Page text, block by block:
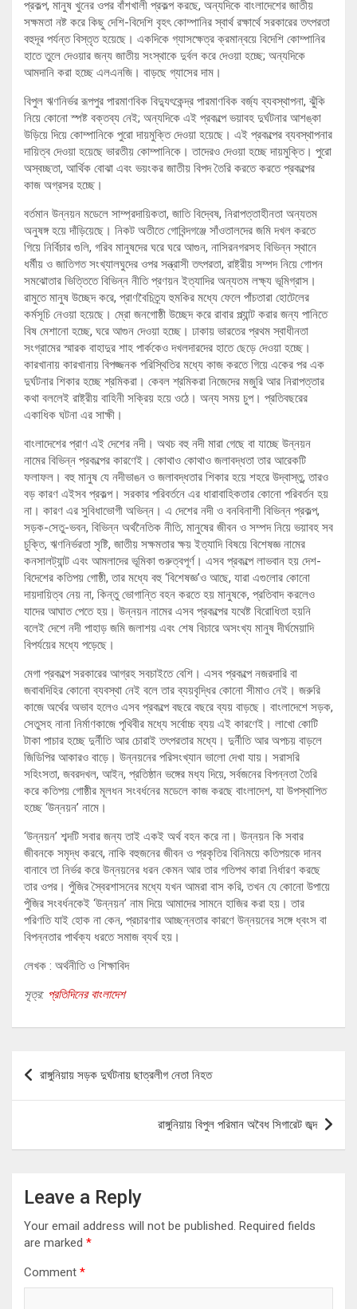
প্রকল্প, মানুষ খুনের ওপর বাঁশখালী প্রকল্প করছে, অন্যদিকে বাংলাদেশের জাতীয়
সক্ষমতা নষ্ট করে কিছু দেশি-বিদেশি বৃহৎ কোম্পানির স্বার্থ রক্ষার্থে সরকারের তৎপরতা
বহুদূর পর্যন্ত বিস্তৃত হয়েছে। একদিকে গ্যাসক্ষেত্র ক্রমান্বয়ে বিদেশি কোম্পানির
হাতে তুলে দেওয়ার জন্য জাতীয় সংস্থাকে দুর্বল করে দেওয়া হচ্ছে; অন্যদিকে
আমদানি করা হচ্ছে এলএনজি। বাড়ছে গ্যাসের দাম।
বিপুল ঋণনির্ভর রূপপুর পারমাণবিক বিদ্যুৎকেন্দ্র পারমাণবিক বর্জ্য ব্যবস্থাপনা, ঝুঁকি
নিয়ে কোনো স্পষ্ট বক্তব্য নেই; অন্যদিকে এই প্রকল্পে ভয়াবহ দুর্ঘটনার আশঙ্কা
উড়িয়ে দিয়ে কোম্পানিকে পুরো দায়মুক্তি দেওয়া হয়েছে। এই প্রকল্পের ব্যবস্থাপনার
দায়িত্ব দেওয়া হয়েছে ভারতীয় কোম্পানিকে। তাদেরও দেওয়া হচ্ছে দায়মুক্তি। পুরো
অস্বচ্ছতা, আর্থিক বোঝা এবং ভয়ংকর জাতীয় বিপদ তৈরি করতে করতে প্রকল্পের
কাজ অগ্রসর হচ্ছে।
বর্তমান উন্নয়ন মডেলে সাম্প্রদায়িকতা, জাতি বিদ্বেষ, নিরাপত্তাহীনতা অন্যতম
অনুষঙ্গ হয়ে দাঁড়িয়েছে। নিকট অতীতে গোবিন্দগঞ্জে সাঁওতালদের জমি দখল করতে
গিয়ে নির্বিচার গুলি, গরিব মানুষদের ঘরে ঘরে আগুন, নাসিরনগরসহ বিভিন্ন স্থানে
ধর্মীয় ও জাতিগত সংখ্যালঘুদের ওপর সন্ত্রাসী তৎপরতা, রাষ্ট্রীয় সম্পদ নিয়ে গোপন
সমঝোতার ভিত্তিতে বিভিন্ন নীতি প্রণয়ন ইত্যাদির অন্যতম লক্ষ্য ভূমিগ্রাস।
রামুতে মানুষ উচ্ছেদ করে, প্রাণবৈচিত্র্য হুমকির মধ্যে ফেলে পাঁচতারা হোটেলের
কর্মসূচি নেওয়া হয়েছে। ম্রো জনগোষ্ঠী উচ্ছেদ করে রাবার প্ল্যান্ট করার জন্য পানিতে
বিষ মেশানো হচ্ছে, ঘরে আগুন দেওয়া হচ্ছে। ঢাকায় ভারতের প্রথম স্বাধীনতা
সংগ্রামের স্মারক বাহাদুর শাহ পার্ককেও দখলদারদের হাতে ছেড়ে দেওয়া হচ্ছে।
কারখানায় কারখানায় বিপজ্জনক পরিস্থিতির মধ্যে কাজ করতে গিয়ে একের পর এক
দুর্ঘটনার শিকার হচ্ছে শ্রমিকরা। কেবল শ্রমিকরা নিজেদের মজুরি আর নিরাপত্তার
কথা বললেই রাষ্ট্রীয় বাহিনী সক্রিয় হয়ে ওঠে। অন্য সময় চুপ। প্রতিবছরের
একাধিক ঘটনা এর সাক্ষী।
বাংলাদেশের প্রাণ এই দেশের নদী। অথচ বহু নদী মারা গেছে বা যাচ্ছে উন্নয়ন
নামের বিভিন্ন প্রকল্পের কারণেই। কোথাও কোথাও জলাবদ্ধতা তার আরেকটি
ফলাফল। বহু মানুষ যে নদীভাঙন ও জলাবদ্ধতার শিকার হয়ে শহরে উদ্বাস্তু, তারও
বড় কারণ এইসব প্রকল্প। সরকার পরিবর্তনে এর ধারাবাহিকতার কোনো পরিবর্তন হয়
না। কারণ এর সুবিধাভোগী অভিন্ন। এ দেশের নদী ও বনবিনাশী বিভিন্ন প্রকল্প,
সড়ক-সেতু-ভবন, বিভিন্ন অর্থনৈতিক নীতি, মানুষের জীবন ও সম্পদ নিয়ে ভয়াবহ সব
চুক্তি, ঋণনির্ভরতা সৃষ্টি, জাতীয় সক্ষমতার ক্ষয় ইত্যাদি বিষয়ে বিশেষজ্ঞ নামের
কনসালট্যান্ট এবং আমলাদের ভূমিকা গুরুত্বপূর্ণ। এসব প্রকল্পে লাভবান হয় দেশ-
বিদেশের কতিপয় গোষ্ঠী, তার মধ্যে বহু ‘বিশেষজ্ঞ’ও আছে, যারা এগুলোর কোনো
দায়দায়িত্ব নেয় না, কিন্তু ভোগান্তি বহন করতে হয় মানুষকে, প্রতিবাদ করলেও
যাদের আঘাত পেতে হয়। উন্নয়ন নামের এসব প্রকল্পের যথেষ্ট বিরোধিতা হয়নি
বলেই দেশে নদী পাহাড় জমি জলাশয় এবং শেষ বিচারে অসংখ্য মানুষ দীর্ঘমেয়াদি
বিপর্যয়ের মধ্যে পড়েছে।
মেগা প্রকল্পে সরকারের আগ্রহ সবচাইতে বেশি। এসব প্রকল্পে নজরদারি বা
জবাবদিহির কোনো ব্যবস্থা নেই বলে তার ব্যয়বৃদ্ধির কোনো সীমাও নেই। জরুরি
কাজে অর্থের অভাব হলেও এসব প্রকল্পে বছরে বছরে ব্যয় বাড়ছে। বাংলাদেশে সড়ক,
সেতুসহ নানা নির্মাণকাজে পৃথিবীর মধ্যে সর্বোচ্চ ব্যয় এই কারণেই। লাখো কোটি
টাকা পাচার হচ্ছে দুর্নীতি আর চোরাই তৎপরতার মধ্যে। দুর্নীতি আর অপচয় বাড়লে
জিডিপির আকারও বাড়ে। উন্নয়নের পরিসংখ্যান ভালো দেখা যায়। সরাসরি
সহিংসতা, জবরদখল, আইন, প্রতিষ্ঠান ভঙ্গের মধ্য দিয়ে, সর্বজনের বিপন্নতা তৈরি
করে কতিপয় গোষ্ঠীর মূলধন সংবর্ধনের মডেলে কাজ করছে বাংলাদেশ, যা উপস্থাপিত
হচ্ছে ‘উন্নয়ন’ নামে।
‘উন্নয়ন’ শব্দটি সবার জন্য তাই একই অর্থ বহন করে না। উন্নয়ন কি সবার
জীবনকে সমৃদ্ধ করবে, নাকি বহুজনের জীবন ও প্রকৃতির বিনিময়ে কতিপয়কে দানব
বানাবে তা নির্ভর করে উন্নয়নের ধরন কেমন আর তার গতিপথ কারা নির্ধারণ করছে
তার ওপর। পুঁজির স্বৈরশাসনের মধ্যে যখন আমরা বাস করি, তখন যে কোনো উপায়ে
পুঁজির সংবর্ধনকেই ‘উন্নয়ন’ নাম দিয়ে আমাদের সামনে হাজির করা হয়। তার
পরিণতি যাই হোক না কেন, প্রচারণার আচ্ছন্নতার কারণে উন্নয়নের সঙ্গে ধ্বংস বা
বিপন্নতার পার্থক্য ধরতে সমাজ ব্যর্থ হয়।
লেখক : অর্থনীতি ও শিক্ষাবিদ
সূত্র: প্রতিদিনের বাংলাদেশ
Post
navigation
রাঙ্গুনিয়ায় সড়ক দুর্ঘটনায় ছাত্রলীগ নেতা নিহত
রাঙ্গুনিয়ায় বিপুল পরিমান অবৈধ সিগারেট জব্দ
Leave a Reply
Your email address will not be published. Required fields
are marked *
Comment *